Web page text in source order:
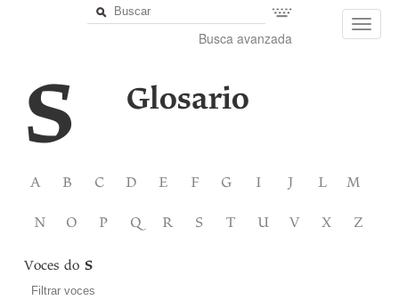
Busca avanzada
S Glosario
A B C D E F G I J L M
N O P Q R S T U V X Z
Voces doS